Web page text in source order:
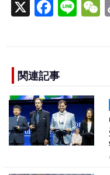
X F
a
e
b
o
o
k
Li
n
関連記事